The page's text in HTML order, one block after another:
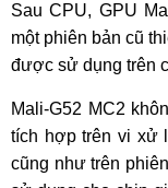
Sau CPU, GPU
một phiên bản cũ
được sử dụng trên
Mali-G52 MC2
tích hợp trên vi xử
cũng như trên